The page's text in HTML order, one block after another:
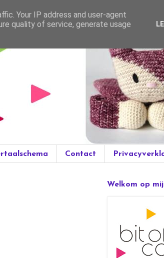
Contact
Welkom op
Your IP address and user-agent
quality of service, generate usage